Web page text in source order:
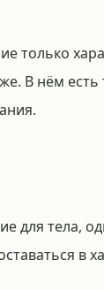
только
В нём
для тела,
в